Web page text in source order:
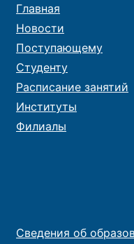
Главная
Новости
Поступающему
Студенту
Расписание занятий
Институты
Филиалы
Сведения об